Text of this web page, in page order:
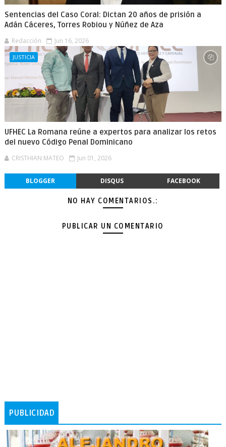
Sentencias del Caso Coral: Dictan 20 años de prisión a
Adán Cáceres, Torres Robiou y Núñez de Aza
Redacción Jun 16, 2026
JUSTICIA
UFHEC La Romana reúne a expertos para analizar los retos
del nuevo Código Penal Dominicano
CRISTHIAN MATEO Jun 01, 2026
BLOGGER DISQUS FACEBOOK
NO HAY COMENTARIOS.:
PUBLICAR UN COMENTARIO
PUBLICIDAD